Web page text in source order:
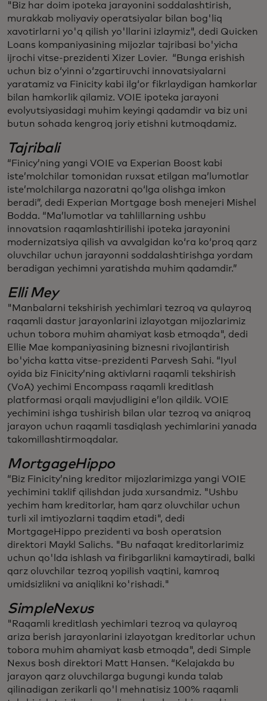
"Biz har doim ipoteka jarayonini soddalashtirish,
murakkab moliyaviy operatsiyalar bilan bog'liq
xavotirlarni yo'q qilish yo'llarini izlaymiz", dedi Quicken
Loans kompaniyasining mijozlar tajribasi bo'yicha
ijrochi vitse-prezidenti Xizer Lovier. “Bunga erishish
uchun biz oʻyinni oʻzgartiruvchi innovatsiyalarni
yaratamiz va Finicity kabi ilgʻor fikrlaydigan hamkorlar
bilan hamkorlik qilamiz. VOIE ipoteka jarayoni
evolyutsiyasidagi muhim keyingi qadamdir va biz uni
butun sohada kengroq joriy etishni kutmoqdamiz.
Tajribali
“Finicy’ning yangi VOIE va Experian Boost kabi
iste’molchilar tomonidan ruxsat etilgan ma’lumotlar
iste’molchilarga nazoratni qo‘lga olishga imkon
beradi”, dedi Experian Mortgage bosh menejeri Mishel
Bodda. “Maʼlumotlar va tahlillarning ushbu
innovatsion raqamlashtirilishi ipoteka jarayonini
modernizatsiya qilish va avvalgidan koʻra koʻproq qarz
oluvchilar uchun jarayonni soddalashtirishga yordam
beradigan yechimni yaratishda muhim qadamdir.”
Elli Mey
"Manbalarni tekshirish yechimlari tezroq va qulayroq
raqamli dastur jarayonlarini izlayotgan mijozlarimiz
uchun tobora muhim ahamiyat kasb etmoqda", dedi
Ellie Mae kompaniyasining biznesni rivojlantirish
bo'yicha katta vitse-prezidenti Parvesh Sahi. “Iyul
oyida biz Finicity’ning aktivlarni raqamli tekshirish
(VoA) yechimi Encompass raqamli kreditlash
platformasi orqali mavjudligini e’lon qildik. VOIE
yechimini ishga tushirish bilan ular tezroq va aniqroq
jarayon uchun raqamli tasdiqlash yechimlarini yanada
takomillashtirmoqdalar.
MortgageHippo
“Biz Finicity’ning kreditor mijozlarimizga yangi VOIE
yechimini taklif qilishdan juda xursandmiz. "Ushbu
yechim ham kreditorlar, ham qarz oluvchilar uchun
turli xil imtiyozlarni taqdim etadi", dedi
MortgageHippo prezidenti va bosh operatsion
direktori Maykl Salichs. "Bu nafaqat kreditorlarimiz
uchun qo'lda ishlash va firibgarlikni kamaytiradi, balki
qarz oluvchilar tezroq yopilish vaqtini, kamroq
umidsizlikni va aniqlikni ko'rishadi."
SimpleNexus
"Raqamli kreditlash yechimlari tezroq va qulayroq
ariza berish jarayonlarini izlayotgan kreditorlar uchun
tobora muhim ahamiyat kasb etmoqda", dedi Simple
Nexus bosh direktori Matt Hansen. “Kelajakda bu
jarayon qarz oluvchilarga bugungi kunda talab
qilinadigan zerikarli qo'l mehnatisiz 100% raqamli